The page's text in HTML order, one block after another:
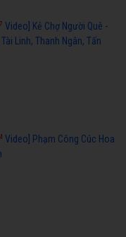
Video] Kẻ Chợ Người Quê -
Linh, Thanh Ngân, Tấn
Video] Phạm Công Cúc Hoa